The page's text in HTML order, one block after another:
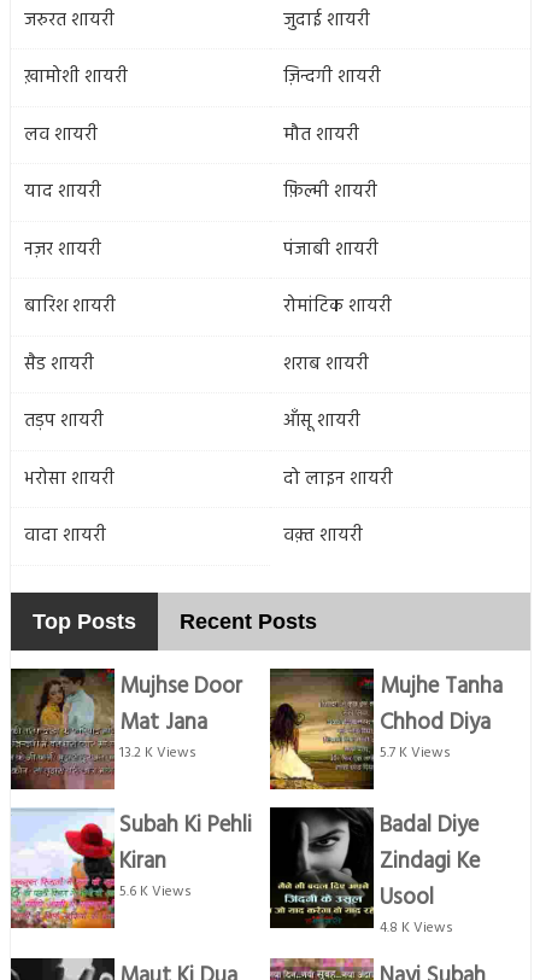
जरुरत शायरी
जुदाई शायरी
ख़ामोशी शायरी
ज़िन्दगी शायरी
लव शायरी
मौत शायरी
याद शायरी
फ़िल्मी शायरी
नज़र शायरी
पंजाबी शायरी
बारिश शायरी
रोमांटिक शायरी
सैड शायरी
शराब शायरी
तड़प शायरी
आँसू शायरी
भरोसा शायरी
दो लाइन शायरी
वादा शायरी
वक़्त शायरी
Top Posts Recent Posts
Mujhse Door
Mat Jana
13.2 K Views
Mujhe Tanha
Chhod Diya
5.7 K Views
Subah Ki Pehli
Kiran
5.6 K Views
Badal Diye
Zindagi Ke
Usool
4.8 K Views